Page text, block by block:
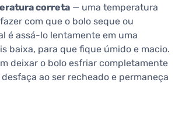
correta — uma temperatura
com que o bolo seque ou
é assá-lo lentamente em uma
baixa, para que fique úmido e macio.
deixar o bolo esfriar completamente
ao ser recheado e permaneça